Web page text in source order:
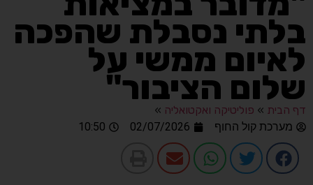
בלתי נסבלת שהפכה
לאיום ממשי על
שלום הציבור"
דף הבית » פוליטיקה ואקטואליה »
מערכת קול החוף
02/07/2026
10:50